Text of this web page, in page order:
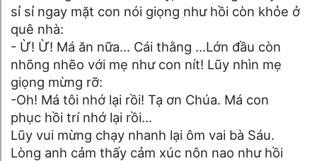
sỉ sỉ ngay mặt con nói giọng như hồi còn khỏe ở
quê nhà:
- Ừ! Ừ! Má ăn nữa... Cái thằng ...Lớn đầu còn
nhõng nhẽo với mẹ như con nít! Lũy nhìn mẹ
giọng mừng rỡ:
-Oh! Má tôi nhớ lại rồi! Tạ ơn Chúa. Má con
phục hồi trí nhớ lại rồi...
Lũy vui mừng chạy nhanh lại ôm vai bà Sáu.
Lòng anh cảm thấy cảm xúc nôn nao như hồi